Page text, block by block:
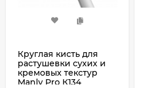
Круглая кисть для
растушевки сухих и
кремовых текстур
Manly Pro К134